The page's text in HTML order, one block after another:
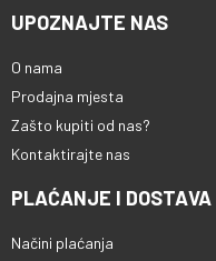
UPOZNAJTE NAS
O nama
Prodajna mjesta
Zašto kupiti od nas?
Kontaktirajte nas
PLAĆANJE I DOSTAVA
Načini plaćanja